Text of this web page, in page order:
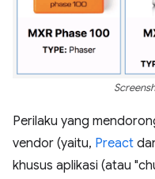
Perilaku yang
vendor (yaitu, Preact
khusus aplikasi (atau